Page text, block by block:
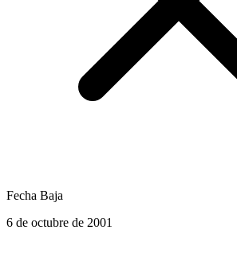
Fecha Baja
6 de octubre de 2001